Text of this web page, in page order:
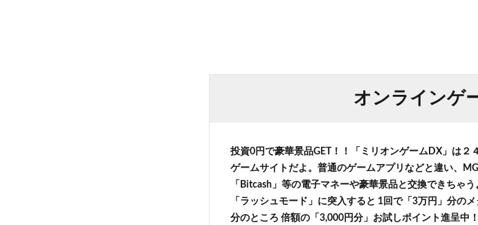
オンラインゲ
投資0円で豪華景品GET！！「ミリオンゲームDX」は２
ゲームサイトだよ。普通のゲームアプリなどと違い、
「Bitcash」等の電子マネーや豪華景品と交換できちゃ
「ラッシュモード」に突入すると 1回で「3万円」分の
分のところ 倍額の「3,000円分」お試しポイント進呈中